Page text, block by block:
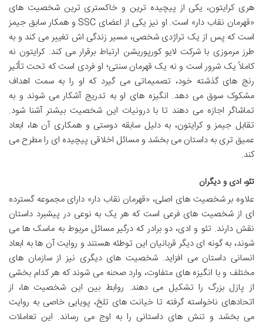
هری کرایتون، یکی از پیچیده ترین و خاکستری ترین شخصیت های
«قهرمان نقاب دار» است. او نیز یکی از اعضای SSC و همکار سابق جیمز
است که پس از یک تراژدی شخصی، مسیر زندگی اش تغییر می کند و به
طرز مرموزی با شرکت لایو کورپوریشن ارتباط برقرار می کند. کرایتون نه
کاملاً یک شرور است و نه یک قهرمان سنتی؛ او فردی است که تحت تأثیر
رنج های گذشته خود، تصمیماتی می گیرد که او را به سمت اهداف
مشکوک سوق می دهد. انگیزه های او به تدریج آشکار می شوند و به
تماشاگر اجازه می دهند تا با درونیات این شخصیت بیشتر آشنا شود.
تقابل جیمز و کرایتون، به دلیل سابقه دوستی و همکاری آن ها، ابعاد
عمیق تری به داستان می بخشد و مسائل اخلاقی پیچیده ای را مطرح می
کند.
تئو، ادی و دیگران
علاوه بر شخصیت های اصلی، «قهرمان نقاب دار» دارای مجموعه گسترده
ای از شخصیت های فرعی است که هر یک به نوعی در پیشبرد داستان
نقش دارند. تئو و ادی، دو برادر که درگیر مسائل مربوط به ماسک ها می
شوند، به گونه ای دیگر قربانیان این توطئه هستند و روایت آن ها به ابعاد
انسانی داستان می افزاید. شخصیت های دیگری نیز از سازمان های
مختلف و با انگیزه های متفاوت، وارد صحنه می شوند که هر کدام بخشی
از پازل بزرگ را تشکیل می دهند. روابط بین این شخصیت ها، از
اتحادهای ناخواسته گرفته تا خیانت های تلخ، پویایی خاصی به روایت
می بخشد و تنش های داستانی را به اوج می رساند. این تعاملات